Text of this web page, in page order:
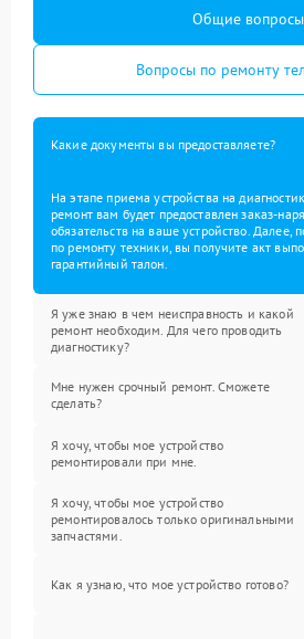
Общие вопросы
Вопросы по ремонту
Какие документы вы предоставляете?
На этапе приема устройства на
ремонт вам будет предоставлен заказ-
обязательств на ваше устройство. Далее,
по ремонту техники, вы получите акт
гарантийный талон.
Я уже знаю в чем неисправность и какой
ремонт необходим. Для чего проводить
диагностику?
Мне нужен срочный ремонт. Сможете
сделать?
Я хочу, чтобы мое устройство
ремонтировали при мне.
Я хочу, чтобы мое устройство
ремонтировалось только оригинальными
запчастями.
Как я узнаю, что мое устройство готово?